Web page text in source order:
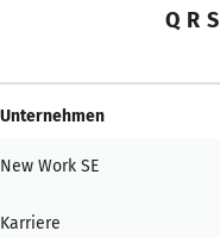
Q R S
Unternehmen
New Work SE
Karriere